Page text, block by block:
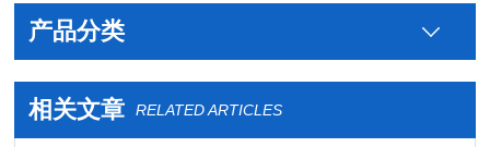
产品分类
相关文章 RELATED ARTICLES